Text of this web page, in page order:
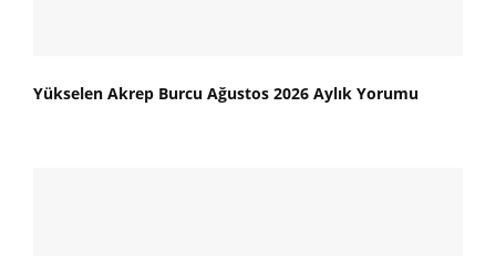
Yükselen Akrep Burcu Ağustos 2026 Aylık Yorumu